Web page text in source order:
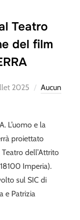
Teatro
del film
2025
Aucun
L’uomo e la
proiettato
dell’Attrito
Imperia).
sul SIC di
e Patrizia